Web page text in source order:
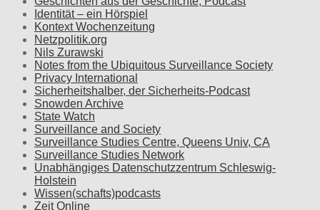
Identität – ein Hörspiel
Kontext Wochenzeitung
Netzpolitik.org
Nils Zurawski
Notes from the Ubiquitous Surveillance Society
Privacy International
Sicherheitshalber, der Sicherheits-Podcast
Snowden Archive
State Watch
Surveillance and Society
Surveillance Studies Centre, Queens Univ, CA
Surveillance Studies Network
Unabhängiges Datenschutzzentrum Schleswig-
Holstein
Wissen(schafts)podcasts
Zeit Online